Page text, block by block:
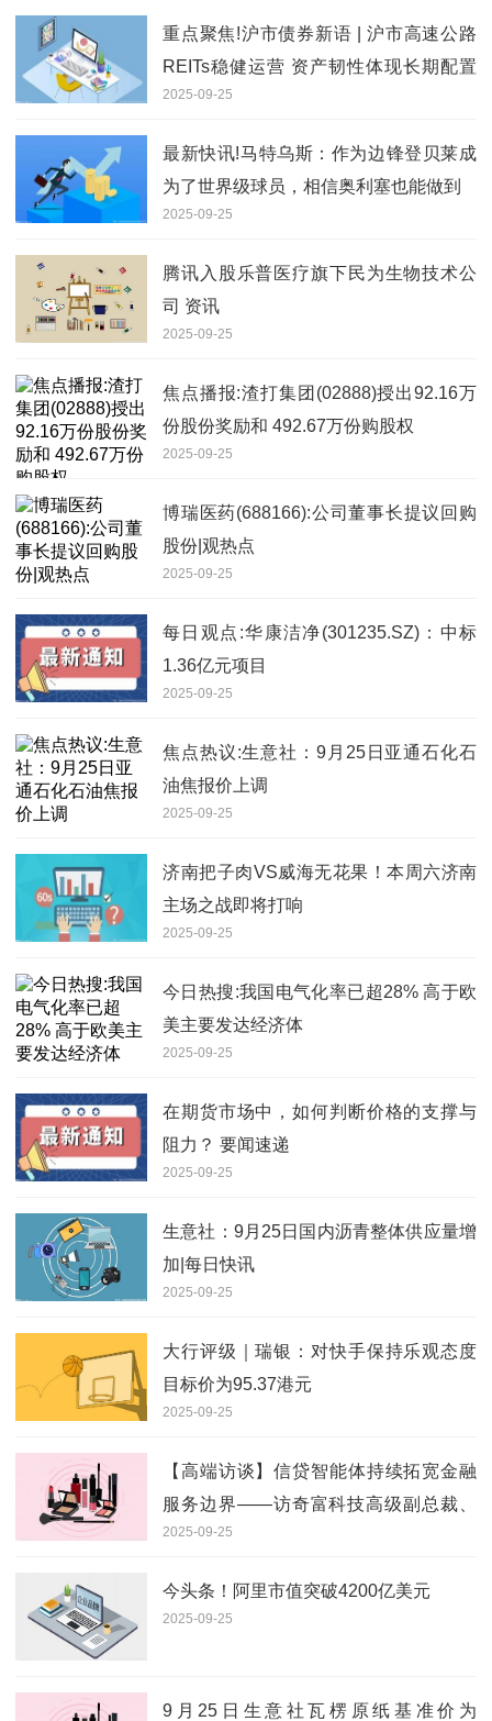
重点聚焦!沪市债券新语 | 沪市高速公路
REITs稳健运营 资产韧性体现长期配置
价值
2025-09-25
最新快讯!马特乌斯：作为边锋登贝莱成
为了世界级球员，相信奥利塞也能做到
2025-09-25
腾讯入股乐普医疗旗下民为生物技术公
司 资讯
2025-09-25
焦点播报:渣打集团(02888)授出92.16万
份股份奖励和 492.67万份购股权
2025-09-25
博瑞医药(688166):公司董事长提议回购
股份|观热点
2025-09-25
每日观点:华康洁净(301235.SZ)：中标
1.36亿元项目
2025-09-25
焦点热议:生意社：9月25日亚通石化石
油焦报价上调
2025-09-25
济南把子肉VS威海无花果！本周六济南
主场之战即将打响
2025-09-25
今日热搜:我国电气化率已超28% 高于欧
美主要发达经济体
2025-09-25
在期货市场中，如何判断价格的支撑与
阻力？ 要闻速递
2025-09-25
生意社：9月25日国内沥青整体供应量增
加|每日快讯
2025-09-25
大行评级｜瑞银：对快手保持乐观态度
目标价为95.37港元
2025-09-25
【高端访谈】信贷智能体持续拓宽金融
服务边界——访奇富科技高级副总裁、
首席风险官郑彦
2025-09-25
今头条！阿里市值突破4200亿美元
2025-09-25
9月25日生意社瓦楞原纸基准价为